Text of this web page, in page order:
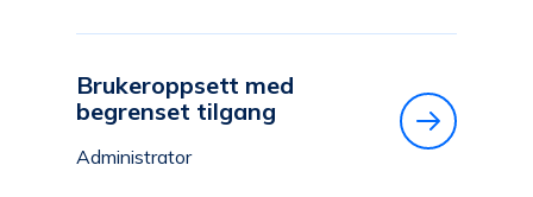
Brukeroppsett med
begrenset tilgang
Administrator